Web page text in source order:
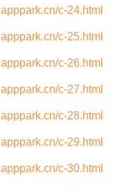
c-24.html
c-25.html
c-26.html
c-27.html
c-28.html
c-29.html
c-30.html